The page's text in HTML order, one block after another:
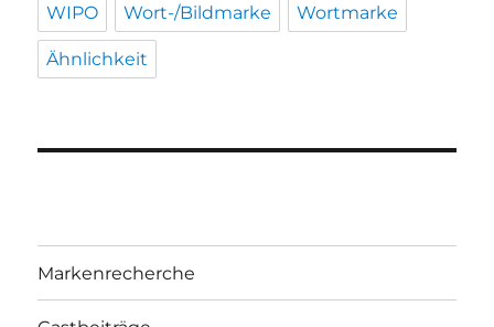
WIPO Wort-/Bildmarke Wortmarke
Ähnlichkeit
Markenrecherche